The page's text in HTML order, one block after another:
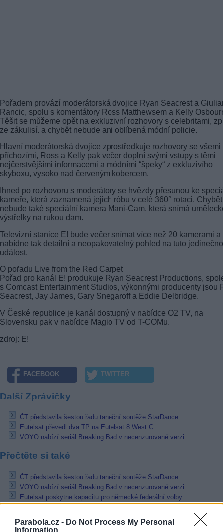
Parabola.cz - Do Not Process My Personal
Information
Pořadem provází moderátorská dvojice Ryan Seacrest a
Rancic, spolu s komentátory Ross Matthewsem a Kelly
Těšit se můžeme opět na exkluzivní rozhovory s celebritami,
ze zákulisí, a chybět nebude ani oblíbená módní policie.
Hlavní moderátorská dvojice zprostředkuje rozhovory se všemi
příchozími, Ross a Kelly pak večer doplní svými vstupy s těmi
nejčerstvějšími informacemi a módními “špeky“ z exkluzivího
skyboxu, vysoko nad červeným kobercem.
Ihned po rozhovoru s moderátory se hvězdy přesunou ke
kameře, která zaznamená jejich róbu v celé 360° rotaci. Chybět
nebude také speciální kamera Mani-Cam, která snímá
výstřelky na rukou dam.
Televizní stanice E! bude večer snímat více než 20 kamerami a
nabídne tak detailní a neopakovatelný pohled na tuto
událost.
O pořadu Live from the Red Carpet
Pořad pro kanál E! produkuje Ryan Seacrest Productions,
s Comcast Entertainment Studios, výkonnými producenty jsou
Seacrest, Jay James, Gary Snegaroff a Eddie Delbridge.
V České republice je kanál dostupný v nabídce O2 TV, na
Slovensku pak v nabídce Magio TV od T-COMu.
zdroj: E!
FACEBOOK TWITTER
Další Zprávičky
ČT představila šestou řadu taneční soutěže StarDance
Eutelsat převedl dva TP na Eutelsat 8 West C
VOYO nabízí seriál Breaking Bad v necenzurované verzi
Přečtěte si také
ČT představila šestou řadu taneční soutěže StarDance
VOYO nabízí seriál Breaking Bad v necenzurované verzi
Eutelsat poskytne kapacitu pro německé federální volby